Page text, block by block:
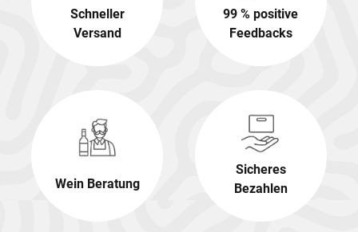
Schneller
Versand
99 % positive
Feedbacks
Wein Beratung
Sicheres
Bezahlen